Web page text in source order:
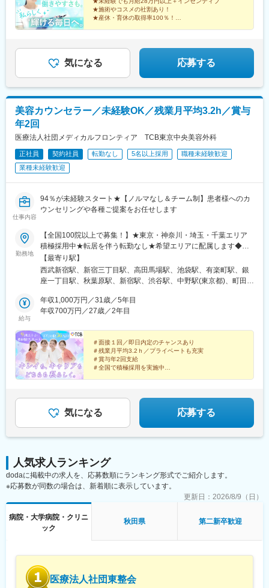
畿】大阪駅前院、天王寺院、京都駅前院、奈良院、姫路院、神戸
院、和歌山院、四日市院など【中四国】広島院、福山院、松山
院、高松院、高知院、徳島院、松江院、周南徳山駅ビル院【九
院、鹿児島院、那覇院など※受動喫煙対策あり
★施術やコスメの社割あり！
★産休・育休の取得率100％！
気になる 応募する
美容カウンセラー／未経験OK／残業月平均3.2h／賞与
年2回
医療法人社団メディカルフロンティア TCB東京中央美容外科
正社員 契約社員 転勤なし 5名以上採用
職種未経験歓迎
業種未経験歓迎
仕事内容
94％が未経験スタート★【ノルマなし＆チーム制】患者様へのカ
ウンセリングや各種ご提案をお任せします
勤務地
【全国100院以上で募集！】★東京・神奈川・埼玉・千葉エリア
積極採用中★転居を伴う転勤なし★希望エリアに配属します◆ク
リニック一覧＜全国100院以上展開＞【北海道・東北】旭川駅前
院、青森院、盛岡院、秋田院、山形院、仙台駅前院、福島院、郡
山院 など【関東】新宿東口院、池袋駅前院、品川院、秋葉原
横浜院、大宮東口院、水戸院、つくば院、宇都宮院、高崎院、前
橋院 など【中部】名古屋駅前院 、名古屋栄院、金山院、岐阜
院、長野院、松本院、山梨甲府駅前院 など【近畿】梅田大阪駅
前院、大阪阪急梅田駅前院、枚方院、天王寺院、堺院、なんば
院、心斎橋院、京都駅前院、奈良院、和歌山院、四日市院 など
【中四国】広島院、福山院、松山院、高松院、高知院、徳島院、
松江院、周南徳山駅ビル院 など【九州・沖縄】小倉院、佐賀
煙対策】屋内原則禁煙
【最寄り駅】
西武新宿駅、新宿三丁目駅、高田馬場駅、池袋駅、有楽町駅、銀
座一丁目駅、秋葉原駅、新宿駅、渋谷駅、中野駅(東京都)、町田
浜駅、横浜駅、川崎駅、藤沢駅、本厚木駅、大宮駅(埼玉県)、川口
駅、川越駅、南越谷駅、宇都宮駅、水戸駅、つくば駅、千葉駅、
駅、さっぽろ駅、あおば通駅、福島駅(福島県)、郡山駅(福島県)、
青森駅、盛岡駅、山形駅、秋田駅、矢場町駅、近鉄名古屋駅、金
山駅(愛知県)、豊田市駅、駅前大通駅、名鉄岐阜駅、静岡駅、新浜
松駅、三島広小路駅、長野駅、松本駅、北鉄金沢駅、新潟駅、近
鉄四日市駅、電鉄富山駅、福井駅、甲府駅、東梅田駅、大阪難波
前駅、西梅田駅、心斎橋駅、京都駅、烏丸駅、三ノ宮駅、姫路
駅、近鉄奈良駅、和歌山駅、草津駅(滋賀県)、徳山駅、立町駅、福
院下駅、東池袋駅、日比谷駅、銀座駅、岩本町駅、立川駅、京王
八王子駅、高輪台駅、奥沢駅、神奈川駅、平沼橋駅、京急川崎
駅、石上駅、新越谷駅、宇都宮駅東口駅、新千葉駅、栄町駅(千葉
県)、船橋駅、札幌駅、仙台駅(地下鉄)、曽根田駅、栄駅(愛知県)、
浜松駅、三島田町駅、市役所前駅(長野県)、金沢駅、あすなろう四
日市駅、電鉄富山駅・エスタ前駅、福井駅(福井県)、大阪梅田駅
(阪神線)、なんば駅(地下鉄)、高槻駅、梅田駅(地下鉄)、宮之阪
島県)、高松築港駅、高知橋駅、眉山ロープウェイ山麓駅、天神
駅、小倉駅(福岡県)、東比恵駅、鹿児島中央駅、水道町駅、五島町
給与
年収1,000万円／31歳／5年目
年収700万円／27歳／2年目
＃面接１回／即日内定のチャンスあり
＃残業月平均3.2ｈ／プライベートも充実
＃賞与年2回支給
＃全国で積極採用を実施中
スよく実現できます！
気になる 応募する
人気求人ランキング
dodaに掲載中の求人を、応募数順にランキング形式でご紹介します。
※応募数が同数の場合は、新着順に表示しています。
更新日： 2026/8/9（日）
病院・大学病院・クリニ
ック
秋田県 第二新卒歓迎
医療法人社団東整会